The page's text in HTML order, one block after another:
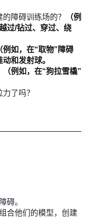
障碍训练场的？
（例
过/钻过、穿过、绕
例如，在“取物”障碍
和发射球。
（例如，在“狗拉雪橇”
了吗？
碍。
合他们的模型，创建